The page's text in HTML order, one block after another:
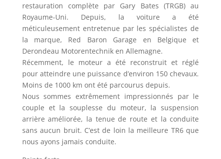
restauration complète par Gary Bates (TRGB) au
Royaume-Uni. Depuis, la voiture a été
méticuleusement entretenue par les spécialistes de
la marque, Red Baron Garage en Belgique et
Derondeau Motorentechnik en Allemagne.
Récemment, le moteur a été reconstruit et réglé
pour atteindre une puissance d’environ 150 chevaux.
Moins de 1000 km ont été parcourus depuis.
Nous sommes extrêmement impressionnés par le
couple et la souplesse du moteur, la suspension
arrière améliorée, la tenue de route et la conduite
sans aucun bruit. C’est de loin la meilleure TR6 que
nous ayons jamais conduite.